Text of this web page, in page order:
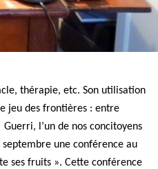
thérapie, etc. Son utilisation
jeu des frontières : entre
l’un de nos concitoyens
une conférence au
ses fruits ». Cette conférence